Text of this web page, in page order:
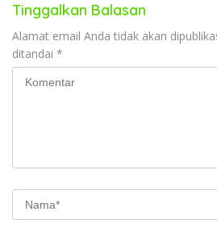
Tinggalkan Balasan
Alamat email Anda tidak akan
ditandai *